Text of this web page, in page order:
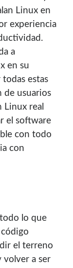
Linux en
experiencia
a
en su
estas
de usuarios
Linux real
el software
con todo
con
lo que
código
el terreno
volver a ser